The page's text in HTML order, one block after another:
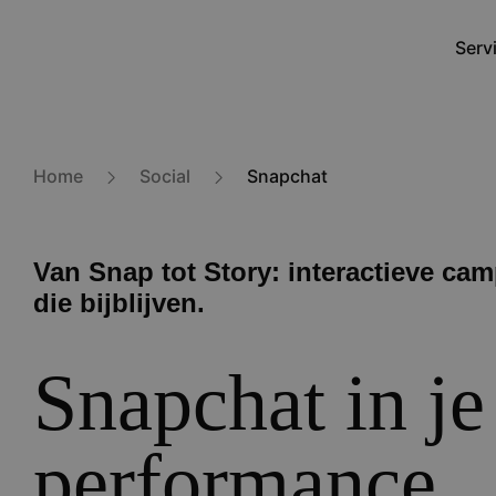
Home Social Snapchat
Van Snap tot Story: interactieve
die bijblijven.
Snapchat in je